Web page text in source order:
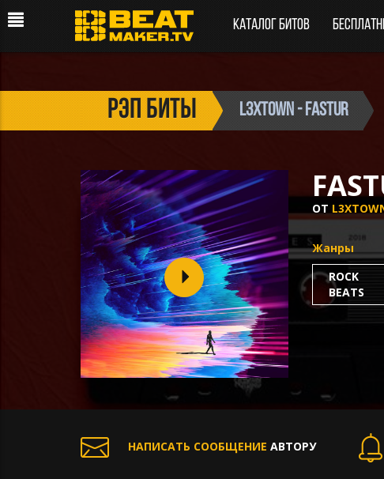
Каталог битов
рэп биты L3XTOWN - FASTUR
ОТ
Жанры
ROCK
BEATS
НАПИСАТЬ СООБЩЕНИЕ АВТОРУ